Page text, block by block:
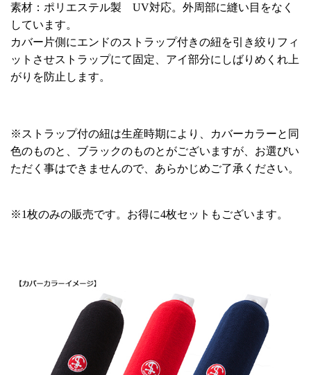
素材：ポリエステル製 UV対応。外周部に縫い目をなく
しています。
カバー片側にエンドのストラップ付きの紐を引き絞りフィ
ットさせストラップにて固定、アイ部分にしばりめくれ上
がりを防止します。
※ストラップ付の紐は生産時期により、カバーカラーと同
色のものと、ブラックのものとがございますが、お選びい
ただく事はできませんので、あらかじめご了承ください。
※1枚のみの販売です。お得に4枚セットもございます。